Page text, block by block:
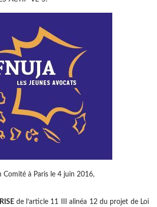
Comité à Paris le 4 juin 2016,
de l’article 11 III alinéa 12 du projet de Loi